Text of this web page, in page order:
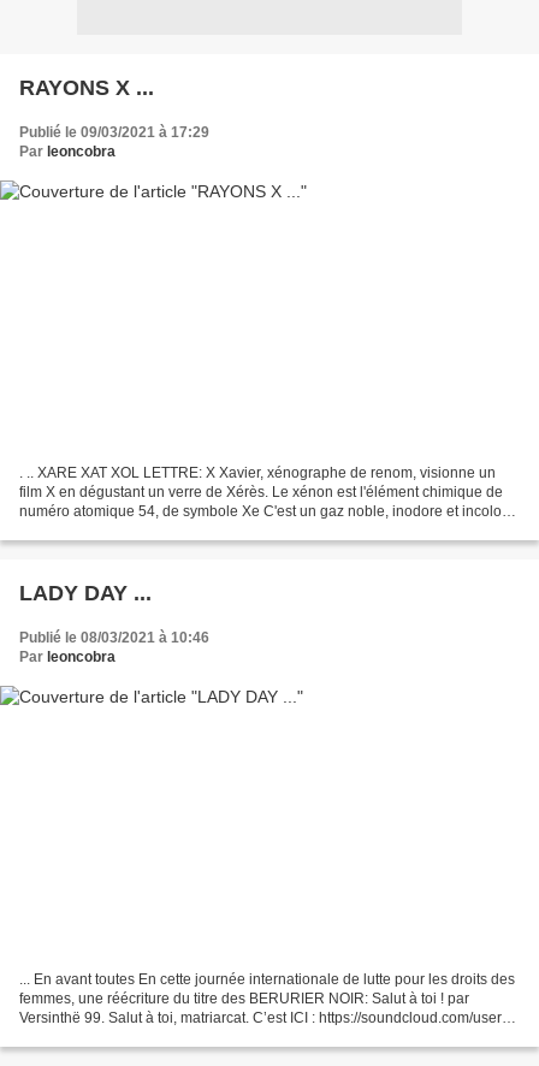
RAYONS X ...
Publié le 09/03/2021 à 17:29
Par leoncobra
. .. XARE XAT XOL LETTRE: X Xavier, xénographe de renom, visionne un
film X en dégustant un verre de Xérès. Le xénon est l'élément chimique de
numéro atomique 54, de symbole Xe C'est un gaz noble, inodore et incolore.
LADY DAY ...
Publié le 08/03/2021 à 10:46
Par leoncobra
... En avant toutes En cette journée internationale de lutte pour les droits des
femmes, une réécriture du titre des BERURIER NOIR: Salut à toi ! par
Versinthë 99. Salut à toi, matriarcat. C’est ICI : https://soundcloud.com/user-
PnSRdKYBRvau3-W6ALVBrpO4lq669-FxESwQ...